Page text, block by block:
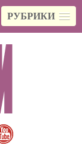
РУБРИКИ